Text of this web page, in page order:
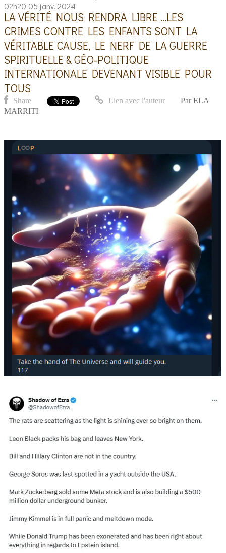
02h20 05 janv. 2024
LA VÉRITÉ NOUS RENDRA LIBRE ...LES
CRIMES CONTRE LES ENFANTS SONT LA
VÉRITABLE CAUSE, LE NERF DE LA GUERRE
SPIRITUELLE & GÉO-POLITIQUE
INTERNATIONALE DEVENANT VISIBLE POUR
TOUS
Share Lien avec l'auteur Par ELA
MARRITI